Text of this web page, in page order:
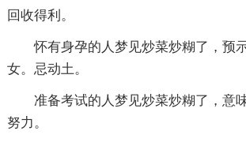
回收得利。
怀有身孕的人梦见炒菜炒糊了，预
女。忌动土。
准备考试的人梦见炒菜炒糊了，意
努力。